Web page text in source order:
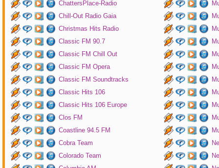
ChattersPlace-Radio
Chill-Out Radio Gaia
Christmas Hits Radio
Classic FM 90.7
Classic FM Chill Out
Classic FM Opera
Classic FM Soundtracks
Classic Hits 106
Classic Hits 106 Europe
Clos FM
Coastline 94.5 FM
Cobra Team
Colorado Team